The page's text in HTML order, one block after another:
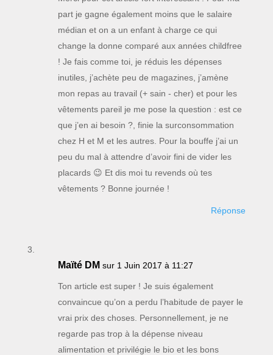
part je gagne également moins que le salaire
médian et on a un enfant à charge ce qui
change la donne comparé aux années childfree
! Je fais comme toi, je réduis les dépenses
inutiles, j’achète peu de magazines, j’amène
mon repas au travail (+ sain - cher) et pour les
vêtements pareil je me pose la question : est ce
que j’en ai besoin ?, finie la surconsommation
chez H et M et les autres. Pour la bouffe j’ai un
peu du mal à attendre d’avoir fini de vider les
placards 😉 Et dis moi tu revends où tes
vêtements ? Bonne journée !
Réponse
Maïté DM sur 1 Juin 2017 à 11:27
Ton article est super ! Je suis également
convaincue qu’on a perdu l’habitude de payer le
vrai prix des choses. Personnellement, je ne
regarde pas trop à la dépense niveau
alimentation et privilégie le bio et les bons